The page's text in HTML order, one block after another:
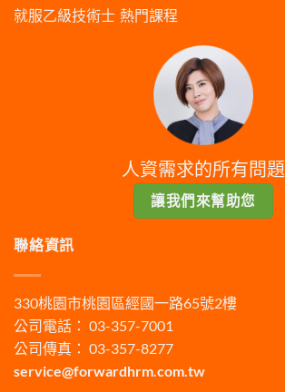
就服乙級技術士 熱門課程
人資需求的所有問題
讓我們來幫助您
聯絡資訊
330桃園市桃園區經國一路65號2樓
公司電話： 03-357-7001
公司傳真： 03-357-8277
service@forwardhrm.com.tw